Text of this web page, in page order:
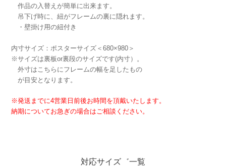
作品の入替えが簡単に出来ます。
吊下げ時に、紐がフレームの裏に隠れます。
・壁掛け用の紐付き
内寸サイズ：ポスターサイズ＜680×980＞
※サイズは裏板or裏段のサイズです(内寸）。
外寸はこちらにフレームの幅を足したもの
が目安となります。
※発送までに4営業日前後お時間を頂戴いたします。
納期についてお急ぎの場合はご相談ください。
対応サイズ゛一覧